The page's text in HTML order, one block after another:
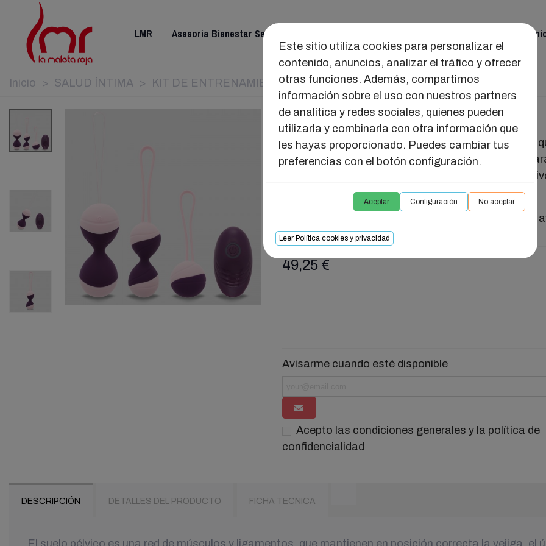
Este sitio utiliza cookies para personalizar el
contenido, anuncios, analizar el tráfico y ofrecer
otras funciones. Además, compartimos
información sobre el uso con nuestros partners
de analítica y redes sociales, quienes pueden
utilizarla y combinarla con otra información que
les hayas proporcionado. Puedes cambiar tus
preferencias con el botón configuración.
Aceptar Configuración No aceptar
Leer Política cookies y privacidad
LMR Asesoría Bienestar Sexual
Inicio > SALUD ÍNTIMA > KIT DE ENTRENAMIENTO KEGEL
KIT DE ENTRENAMIENTO KEGEL
Este kit de entrenamiento consta de tres pasos
bolas chinas de diferentes pesos y tamaños
ejercicios de kegel y un entrenamiento
Válido tanto para principiantes como para las más
49,25 €
Avisarme cuando esté disponible
Acepto las condiciones generales y la política de
confidencialidad
DESCRIPCIÓN DETALLES DEL PRODUCTO FICHA TECNICA
El suelo pélvico es una red de músculos y ligamentos, que mantienen en posición correcta la vejiga, el